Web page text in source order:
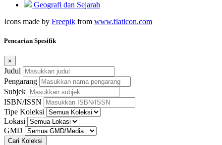
Geografi dan Sejarah
Icons made by Freepik from www.flaticon.com
Pencarian Spesifik
×
Judul
Pengarang
Subjek
ISBN/ISSN
Tipe Koleksi
Lokasi
GMD
Cari Koleksi